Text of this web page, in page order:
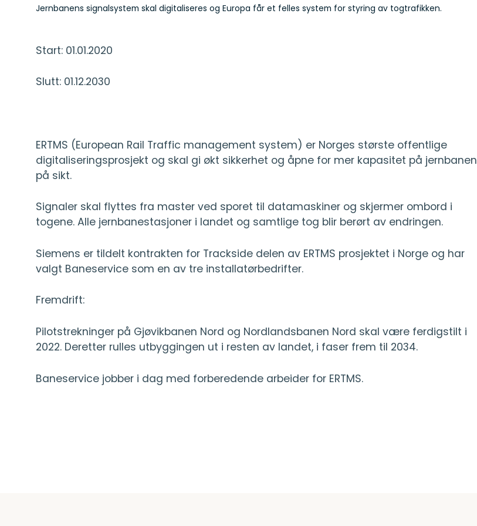
Jernbanens signalsystem skal digitaliseres og Europa får et felles system for styring av togtrafikken.
Start: 01.01.2020
Slutt: 01.12.2030
ERTMS (European Rail Traffic management system) er Norges største offentlige
digitaliseringsprosjekt og skal gi økt sikkerhet og åpne for mer kapasitet på jernbanen
på sikt.
Signaler skal flyttes fra master ved sporet til datamaskiner og skjermer ombord i
togene. Alle jernbanestasjoner i landet og samtlige tog blir berørt av endringen.
Siemens er tildelt kontrakten for Trackside delen av ERTMS prosjektet i Norge og har
valgt Baneservice som en av tre installatørbedrifter.
Fremdrift:
Pilotstrekninger på Gjøvikbanen Nord og Nordlandsbanen Nord skal være ferdigstilt i
2022. Deretter rulles utbyggingen ut i resten av landet, i faser frem til 2034.
Baneservice jobber i dag med forberedende arbeider for ERTMS.